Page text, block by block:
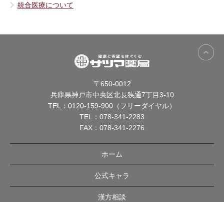
統合医療について
〒650-0012
兵庫県神戸市中央区北長狭通7丁目3-10
TEL： 0120-159-900（フリーダイヤル）
TEL： 078-341-2283
FAX：078-341-2276
ホーム
公式キャラ
漢方相談